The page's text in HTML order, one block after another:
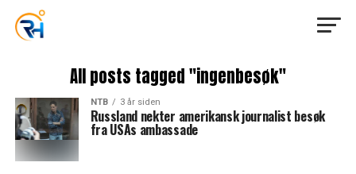
All posts tagged "ingenbesøk"
NTB 3 år siden
Russland nekter amerikansk journalist besøk
fra USAs ambassade